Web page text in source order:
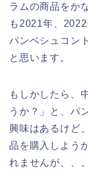
ラムの商品をか
も2021年、
パンベシュコン
と思います。
もしかしたら、
うか？」と、パ
興味はあるけど
品を購入しよう
れませんが、、、